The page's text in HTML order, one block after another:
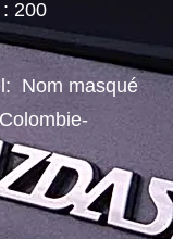
200
Nom masqué